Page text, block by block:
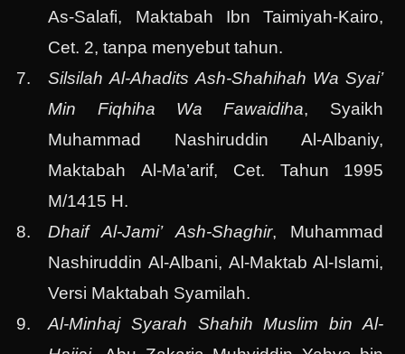
As-Salafi, Maktabah Ibn Taimiyah-Kairo,
Cet. 2, tanpa menyebut tahun.
Silsilah Al-Ahadits Ash-Shahihah Wa Syai’
Min Fiqhiha Wa Fawaidiha, Syaikh
Muhammad Nashiruddin Al-Albaniy,
Maktabah Al-Ma’arif, Cet. Tahun 1995
M/1415 H.
Dhaif Al-Jami’ Ash-Shaghir, Muhammad
Nashiruddin Al-Albani, Al-Maktab Al-Islami,
Versi Maktabah Syamilah.
Al-Minhaj Syarah Shahih Muslim bin Al-